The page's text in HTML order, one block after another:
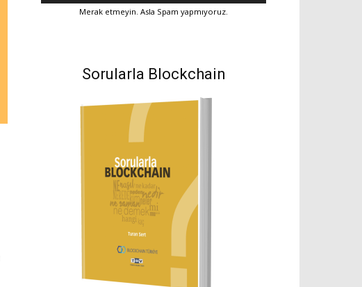
Merak etmeyin. Asla Spam yapmıyoruz.
Sorularla Blockchain